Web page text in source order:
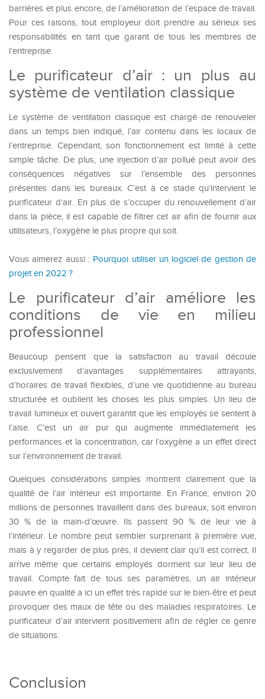
barrières et plus encore, de l’amélioration de l’espace de travail.
Pour ces raisons, tout employeur doit prendre au sérieux ses
responsabilités en tant que garant de tous les membres de
l’entreprise.
Le purificateur d’air : un plus au
système de ventilation classique
Le système de ventilation classique est chargé de renouveler
dans un temps bien indiqué, l’air contenu dans les locaux de
l’entreprise. Cependant, son fonctionnement est limité à cette
simple tâche. De plus, une injection d’air pollué peut avoir des
conséquences négatives sur l’ensemble des personnes
présentes dans les bureaux. C’est à ce stade qu’intervient le
purificateur d‘air. En plus de s’occuper du renouvellement d’air
dans la pièce, il est capable de filtrer cet air afin de fournir aux
utilisateurs, l’oxygène le plus propre qui soit.
Vous aimerez aussi : Pourquoi utiliser un logiciel de gestion de
projet en 2022 ?
Le purificateur d’air améliore les
conditions de vie en milieu
professionnel
Beaucoup pensent que la satisfaction au travail découle
exclusivement d’avantages supplémentaires attrayants,
d’horaires de travail flexibles, d’une vie quotidienne au bureau
structurée et oublient les choses les plus simples. Un lieu de
travail lumineux et ouvert garantit que les employés se sentent à
l’aise. C’est un air pur qui augmente immédiatement les
performances et la concentration, car l’oxygène a un effet direct
sur l’environnement de travail.
Quelques considérations simples montrent clairement que la
qualité de l’air intérieur est importante. En France, environ 20
millions de personnes travaillent dans des bureaux, soit environ
30 % de la main-d’œuvre. Ils passent 90 % de leur vie à
l’intérieur. Le nombre peut sembler surprenant à première vue,
mais à y regarder de plus près, il devient clair qu’il est correct. Il
arrive même que certains employés dorment sur leur lieu de
travail. Compte fait de tous ses paramètres, un air intérieur
pauvre en qualité a ici un effet très rapide sur le bien-être et peut
provoquer des maux de tête ou des maladies respiratoires. Le
purificateur d’air intervient positivement afin de régler ce genre
de situations.
Conclusion